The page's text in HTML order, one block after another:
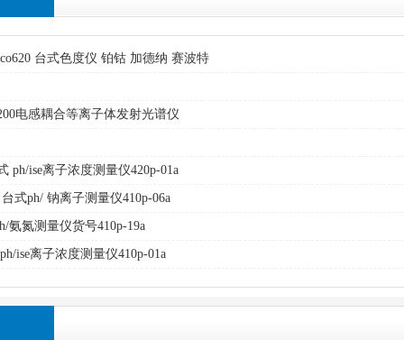
台式色度仪 铂钴 加德纳 赛波特
电感耦合等离子体发射光谱仪
ph/ise离子浓度测量仪420p-01a
式ph/ 钠离子测量仪410p-06a
氨氮测量仪货号410p-19a
ise离子浓度测量仪410p-01a